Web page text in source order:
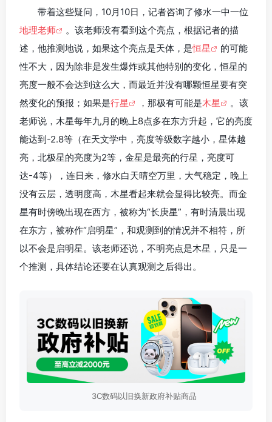
带着这些疑问，10月10日，记者咨询了修水一中一位
地理老师
。该老师没有看到这个亮点，根据记者的描
述，他推测地说，如果这个亮点是天体，是恒星
的可能
性不大，因为除非是发生爆炸或其他特别的变化，恒星的
亮度一般不会达到这么大，而最近并没有哪颗恒星要有突
然变化的预报；如果是行星 ，那极有可能是木星
。该
老师说，木星每年九月的晚上8点多在东方升起，它的亮度
能达到-2.8等（在天文学中，亮度等级数字越小，星体越
亮，北极星的亮度为2等，金星是最亮的行星，亮度可
达-4等），连日来，修水白天晴空万里，大气稳定，晚上
没有云层，透明度高，木星看起来就会显得比较亮。而金
星有时傍晚出现在西方，被称为“长庚星”，有时清晨出现
在东方，被称作“启明星”，和观测到的情况并不相符，所
以不会是启明星。该老师还说，不明亮点是木星，只是一
个推测，具体结论还要在认真观测之后得出。
3C数码以旧换新政府补贴商品